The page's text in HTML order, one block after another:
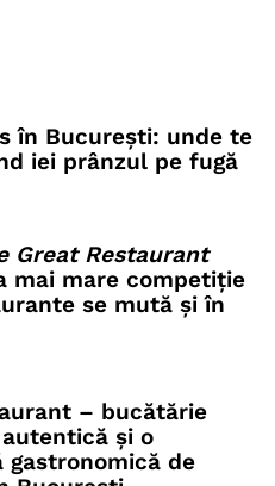
în București: unde te
iei prânzul pe fugă
Great Restaurant
mai mare competiție
se mută și în
– bucătărie
și o
gastronomică de